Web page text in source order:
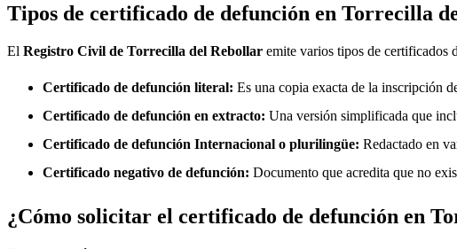
Tipos de certificado de defunción en Torrecilla
El Registro Civil de Torrecilla del Rebollar emite varios tipos de certificados
Certificado de defunción literal: Es una copia exacta de la inscripción
Certificado de defunción en extracto: Una versión simplificada que
Certificado de defunción Internacional o plurilingüe: Redactado en
Certificado negativo de defunción: Documento que acredita que no
¿Cómo solicitar el certificado de defunción en